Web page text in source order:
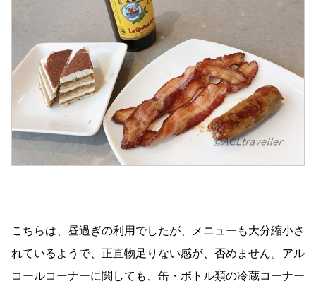
こちらは、昼過ぎの利用でしたが、メニューも大分縮小さ
れているようで、正直物足りない感が、否めません。アル
コールコーナーに関しても、缶・ボトル類の冷蔵コーナー